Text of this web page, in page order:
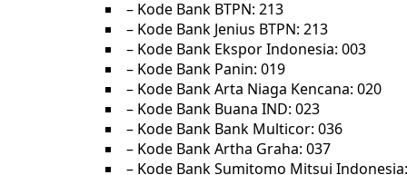
– Kode Bank BTPN: 213
– Kode Bank Jenius BTPN: 213
– Kode Bank Ekspor Indonesia: 003
– Kode Bank Panin: 019
– Kode Bank Arta Niaga Kencana: 020
– Kode Bank Buana IND: 023
– Kode Bank Bank Multicor: 036
– Kode Bank Artha Graha: 037
– Kode Bank Sumitomo Mitsui